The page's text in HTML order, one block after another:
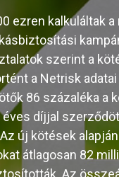
ezren kalkuláltak
szerint a
a Netrisk
86 százaléka a
éves díjjal
új kötések
átlagosan 82
Az